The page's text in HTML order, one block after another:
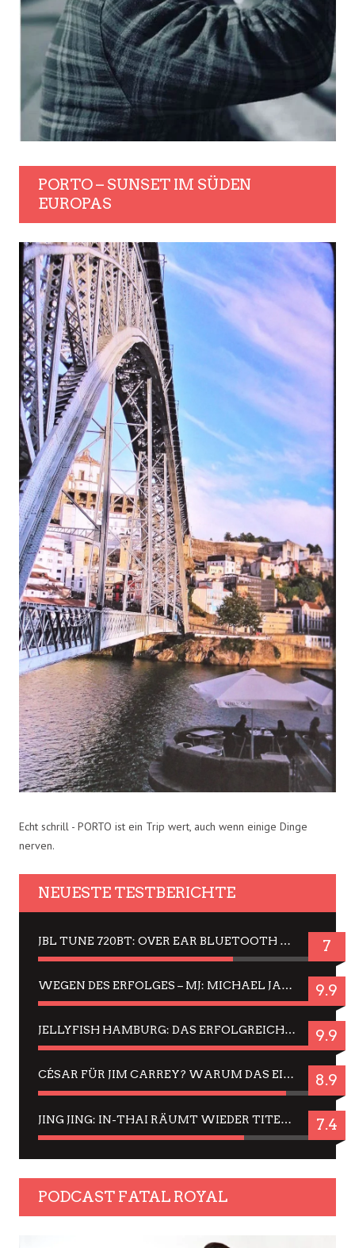
PORTO – SUNSET IM SÜDEN
EUROPAS
Echt schrill - PORTO ist ein Trip wert, auch wenn einige Dinge
nerven.
NEUESTE TESTBERICHTE
JBL TUNE 720BT: OVER EAR BLUETOOTH KOPFHÖRER UM DIE 50,-€ IM DAUER-TEST 7
WEGEN DES ERFOLGES – MJ: MICHAEL JACKSON MUSICAL IN EINER MATINEE SEHEN 9.9
JELLYFISH HAMBURG: DAS ERFOLGREICHE SOMMER-MENÜ 2025 IN GEFÜHLEN UND BILDERN 9.9
CÉSAR FÜR JIM CARREY? WARUM DAS EINER DER NERVIGSTEN ACTORS IST UND BLEIBT 8.9
JING JING: IN-THAI RÄUMT WIEDER TITEL AB – EIN ZWEI-STUNDEN-ERLEBNISBERICHT 7.4
PODCAST FATAL ROYAL